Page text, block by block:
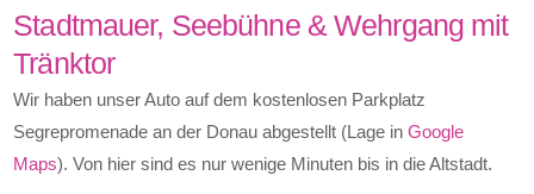
Stadtmauer, Seebühne & Wehrgang mit
Tränktor
Wir haben unser Auto auf dem kostenlosen Parkplatz
Segrepromenade an der Donau abgestellt (Lage inGoogle
Maps). Von hier sind es nur wenige Minuten bis in die Altstadt.